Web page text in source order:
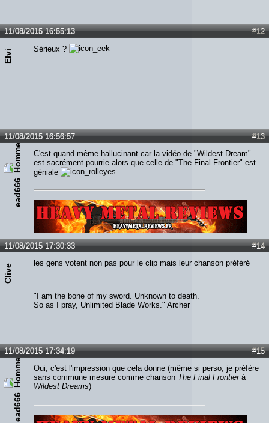
#12
11/08/2015 16:55:13
Elvi Sérieux ?
#13
11/08/2015 16:56:57
ead666
C'est quand même hallucinant car la vidéo de "Wildest Dream"
est sacrément pourrie alors que celle de "The Final Frontier" est
géniale
Lien :http://heavymetalreviews.fr/
#14
11/08/2015 17:30:33
Clive
les gens votent non pas pour le clip mais leur chanson préféré
"I am the bone of my sword. Unknown to death.
So as I pray, Unlimited Blade Works." Archer
#15
11/08/2015 17:34:19
ead666
Oui, c'est l'impression que cela donne (même si perso, je préfère
sans commune mesure comme chanson The Final Frontierà
Wildest Dreams)